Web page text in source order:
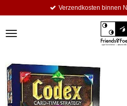
de
Verzendkosten binnen Nederland € 6,50.